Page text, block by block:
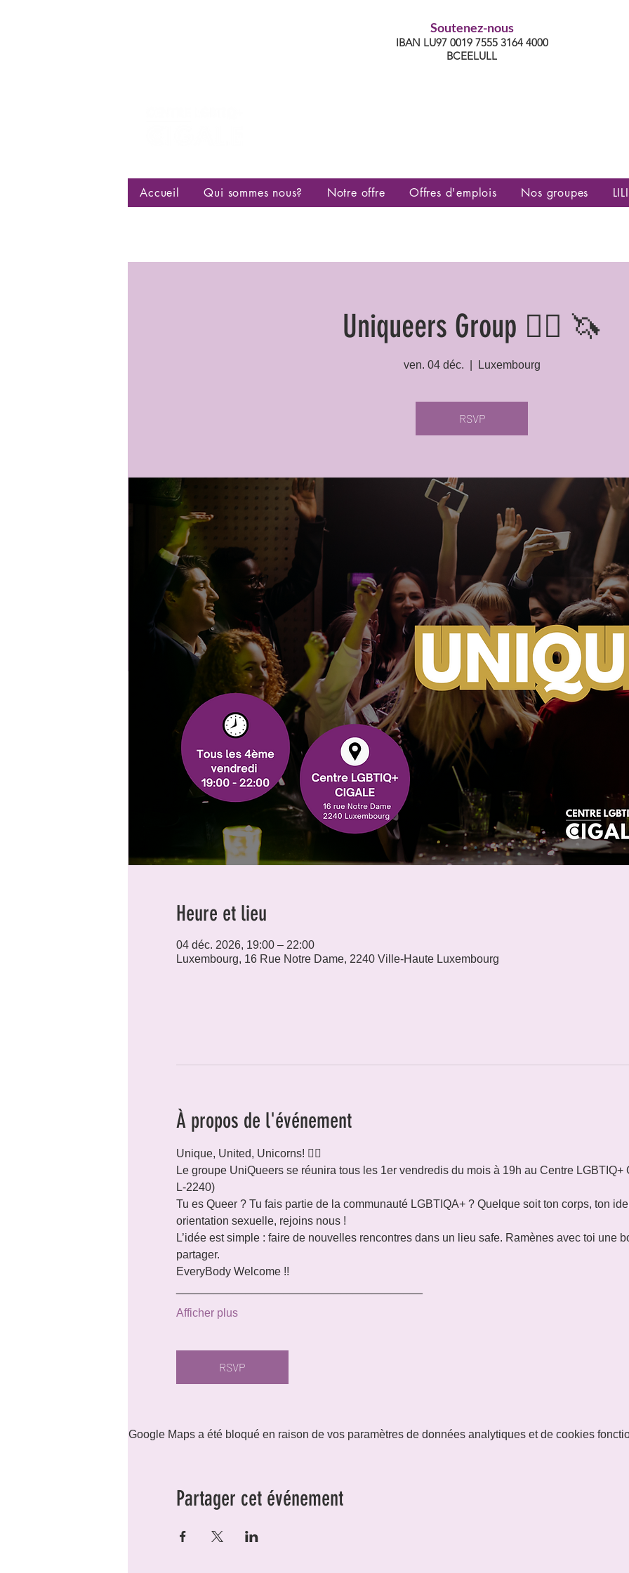
Soutenez-nous
IBAN LU97 0019 7555 3164 4000
BCEELULL
Accueil Qui sommes nous? Notre offre Offres d'emplois Nos groupes LILI
Uniqueers Group 🏳️‍🌈 🦄
ven. 04 déc. Luxembourg
RSVP
Heure et lieu
04 déc. 2026, 19:00 – 22:00
Luxembourg, 16 Rue Notre Dame, 2240 Ville-Haute Luxembourg
À propos de l'événement
Unique, United, Unicorns! 🏳️‍🌈
Le groupe UniQueers se réunira tous les 1er vendredis du mois à 19h au Centre
L-2240)
Tu es Queer ? Tu fais partie de la communauté LGBTIQA+ ? Quelque soit ton corps, ton
orientation sexuelle, rejoins nous !
L’idée est simple : faire de nouvelles rencontres dans un lieu safe. Ramènes avec toi une
partager.
EveryBody Welcome !!
Afficher plus
RSVP
Google Maps a été bloqué en raison de vos paramètres de données analytiques et de cookies
Partager cet événement